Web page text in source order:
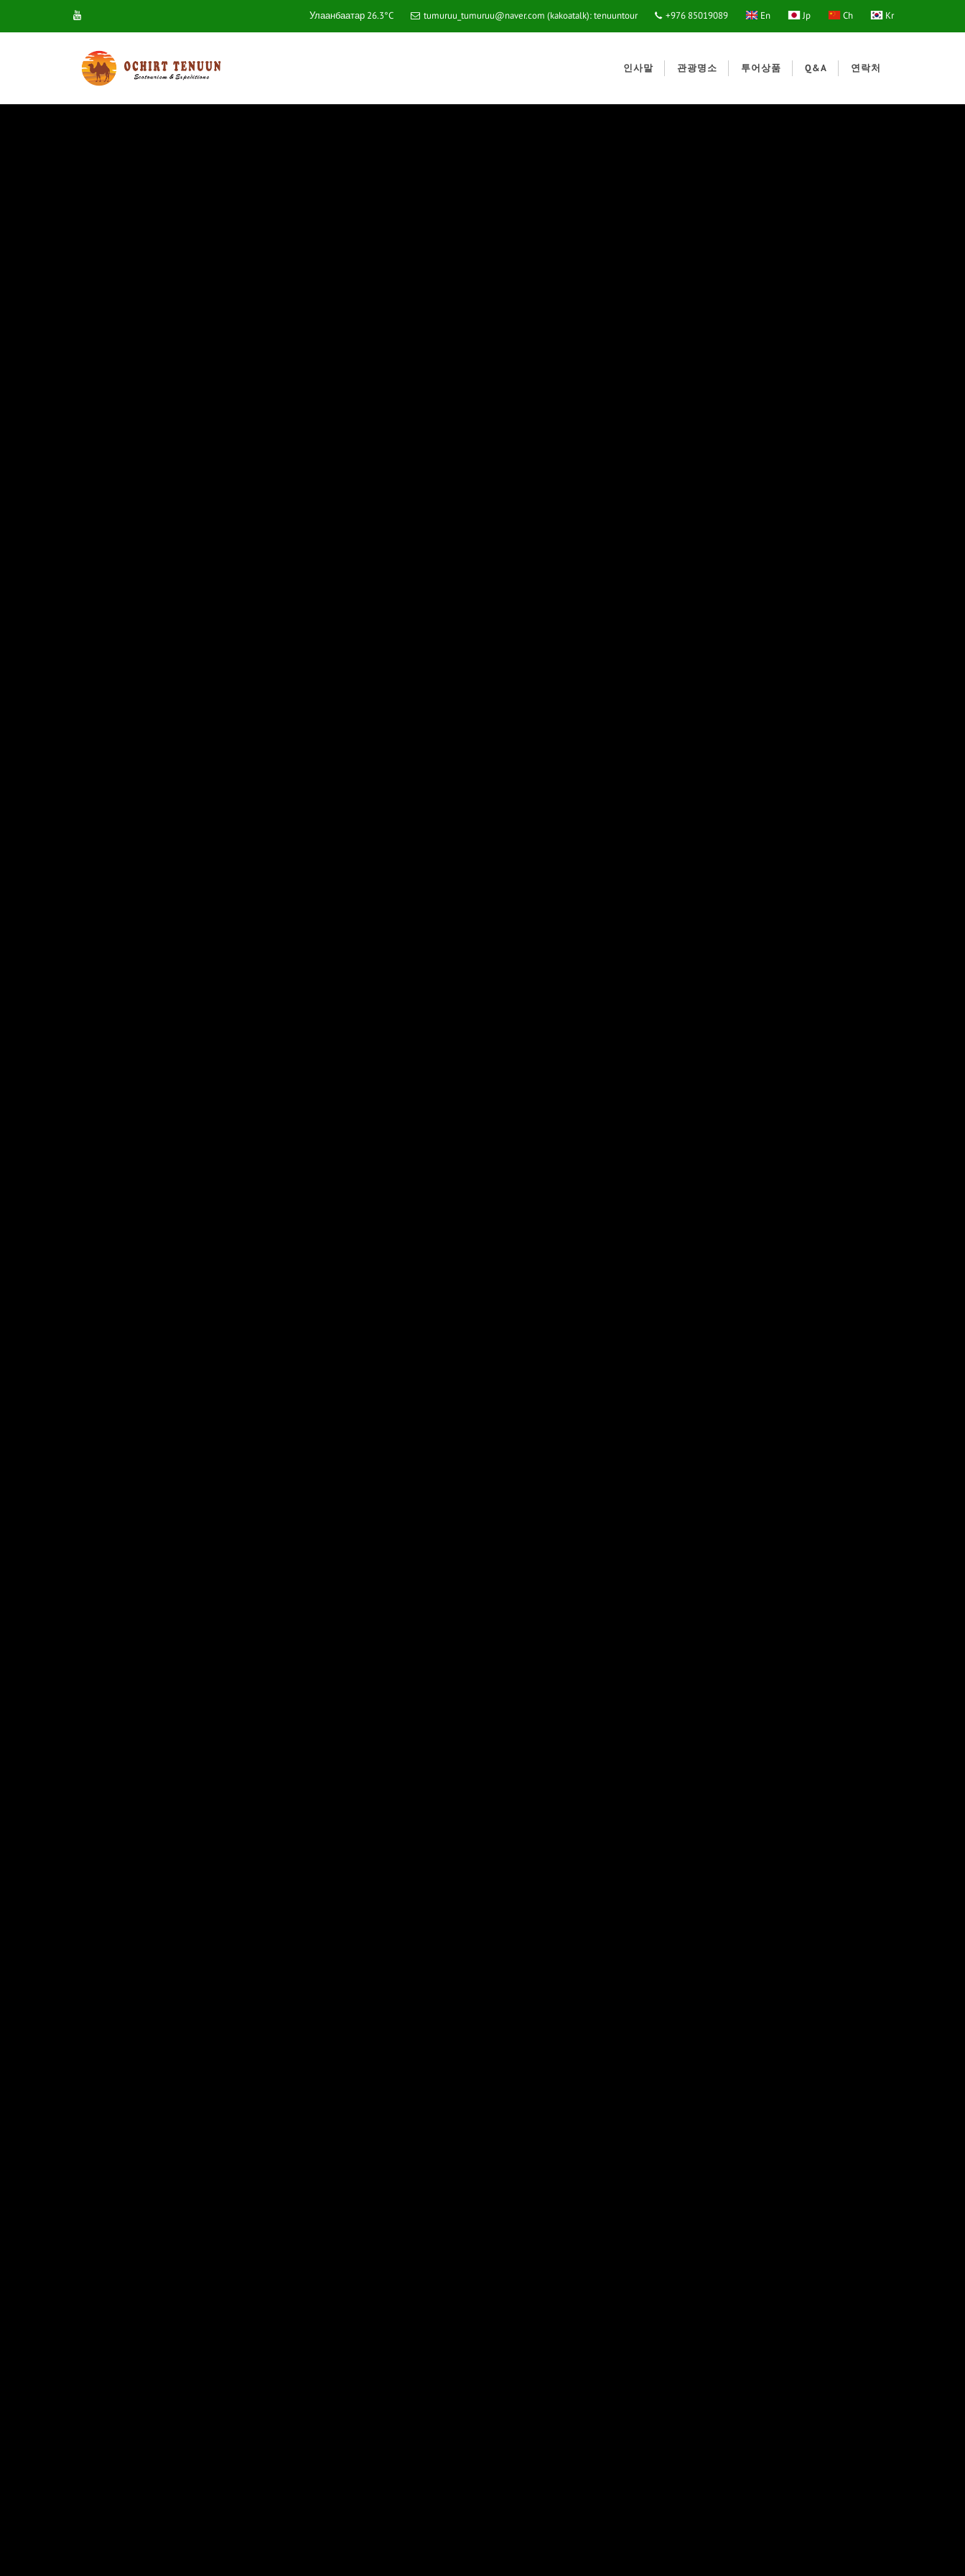
Улаанбаатар 26.3°C tumuruu_tumuruu@naver.com (kakoatalk): tenuuntour +976 85019089 En Jp Ch Kr
인사말 관광명소 투어상품 Q&A 연락처